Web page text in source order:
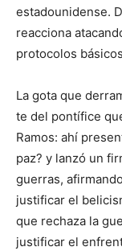
estadounidense.
reacciona
protocolos
La gota que
te del pontífice
Ramos: ahí
paz? y lanzó un
guerras,
justificar el
que rechaza la
justificar el